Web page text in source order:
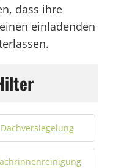
dass ihre
einladenden
Dachversiegelung